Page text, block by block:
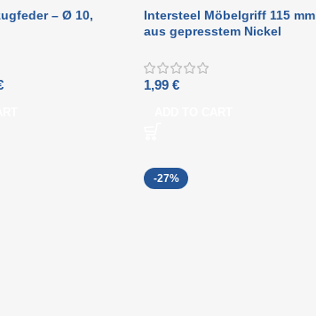
– Ø 10,
Intersteel Möbelgriff 115 mm
aus gepresstem Nickel
1,99€
-27%